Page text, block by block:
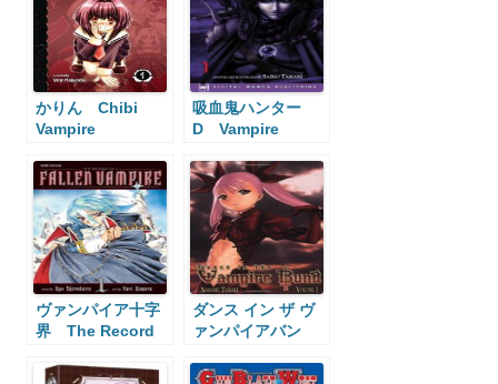
かりん Chibi
Vampire
吸血鬼ハンター
D Vampire
ヴァンパイア十字
界 The Record
Vampire
ダンス イン ザ ヴ
ァンパイアバン
Vampire Bund